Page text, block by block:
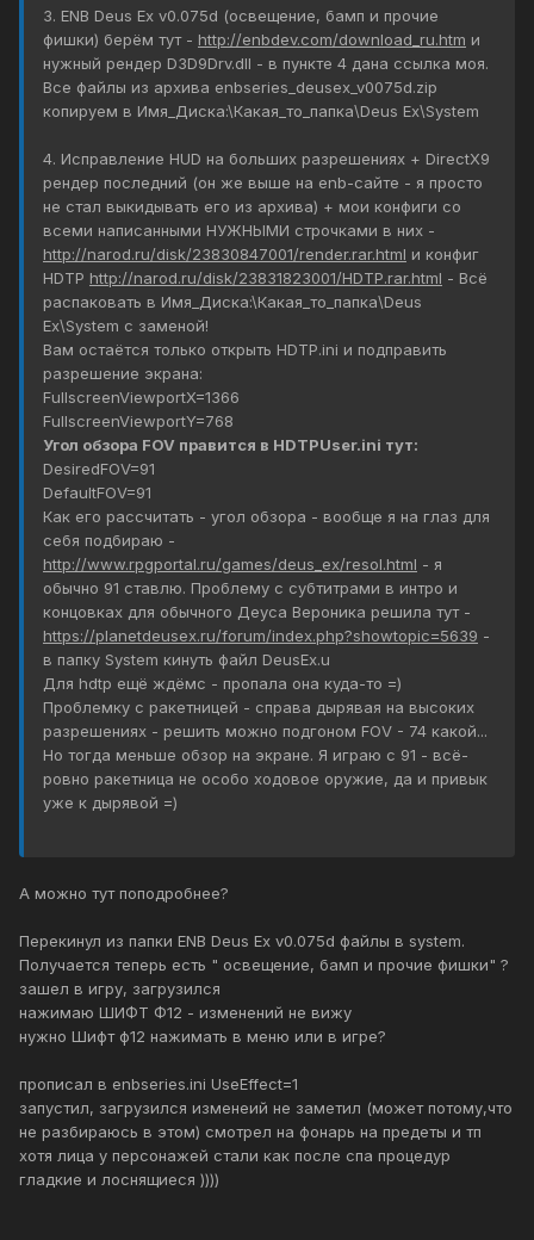
3. ENB Deus Ex v0.075d (освещение, бамп и прочие
фишки) берём тут - http://enbdev.com/download_ru.htm и
нужный рендер D3D9Drv.dll - в пункте 4 дана ссылка моя.
Все файлы из архива enbseries_deusex_v0075d.zip
копируем в Имя_Диска:\Какая_то_папка\Deus Ex\System
4. Исправление HUD на больших разрешениях + DirectX9
рендер последний (он же выше на enb-сайте - я просто
не стал выкидывать его из архива) + мои конфиги со
всеми написанными НУЖНЫМИ строчками в них -
http://narod.ru/disk/23830847001/render.rar.html и конфиг
HDTP http://narod.ru/disk/23831823001/HDTP.rar.html - Всё
распаковать в Имя_Диска:\Какая_то_папка\Deus
Ex\System с заменой!
Вам остаётся только открыть HDTP.ini и подправить
разрешение экрана:
FullscreenViewportX=1366
FullscreenViewportY=768
Угол обзора FOV правится в HDTPUser.ini тут:
DesiredFOV=91
DefaultFOV=91
Как его рассчитать - угол обзора - вообще я на глаз для
себя подбираю -
http://www.rpgportal.ru/games/deus_ex/resol.html - я
обычно 91 ставлю. Проблему с субтитрами в интро и
концовках для обычного Деуса Вероника решила тут -
https://planetdeusex.ru/forum/index.php?showtopic=5639 -
в папку System кинуть файл DeusEx.u
Для hdtp ещё ждёмс - пропала она куда-то =)
Проблемку с ракетницей - справа дырявая на высоких
разрешениях - решить можно подгоном FOV - 74 какой...
Но тогда меньше обзор на экране. Я играю с 91 - всё-
ровно ракетница не особо ходовое оружие, да и привык
уже к дырявой =)
А можно тут поподробнее?
Перекинул из папки ENB Deus Ex v0.075d файлы в system.
Получается теперь есть " освещение, бамп и прочие фишки" ?
зашел в игру, загрузился
нажимаю ШИФТ Ф12 - изменений не вижу
нужно Шифт ф12 нажимать в меню или в игре?
прописал в enbseries.ini UseEffect=1
запустил, загрузился изменеий не заметил (может потому,что
не разбираюсь в этом) смотрел на фонарь на предеты и тп
хотя лица у персонажей стали как после спа процедур
гладкие и лоснящиеся ))))